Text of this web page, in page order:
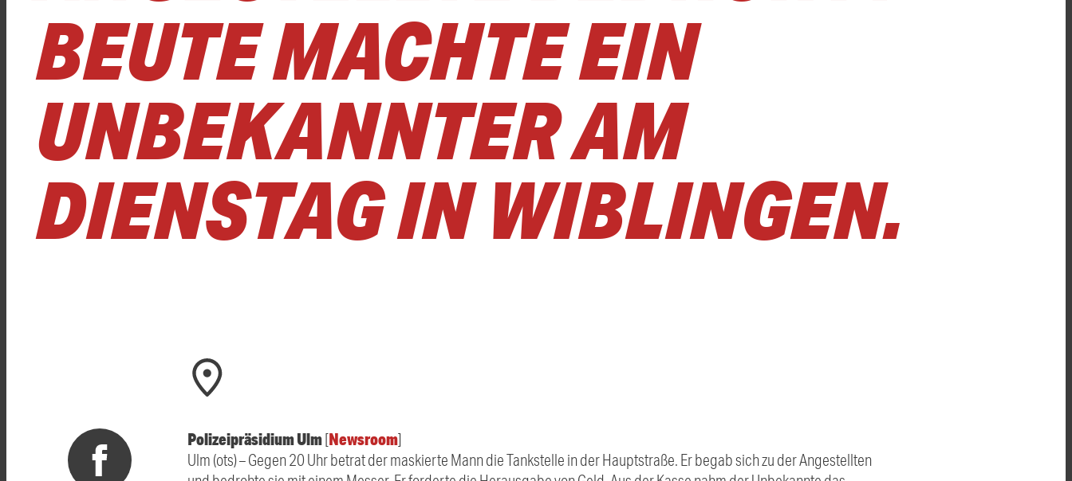
BEUTE MACHTE EIN
UNBEKANNTER AM
DIENSTAG IN WIBLINGEN.
Polizeipräsidium Ulm[Newsroom]
Ulm (ots) – Gegen 20 Uhr betrat der maskierte Mann die Tankstelle in der Hauptstraße. Er begab sich zu der Angestellten